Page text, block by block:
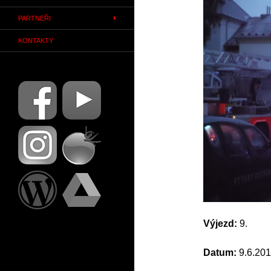
Výjezd: 9.
Datum:
PARTNEŘI
KONTAKTY